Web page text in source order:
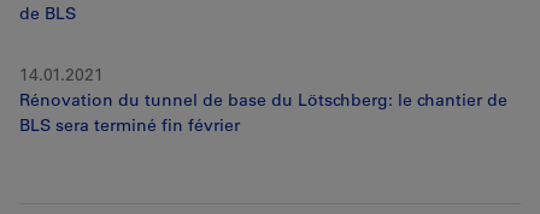
de BLS
14.01.2021
Rénovation du tunnel de base du Lötschberg: le chantier de
BLS sera terminé fin février